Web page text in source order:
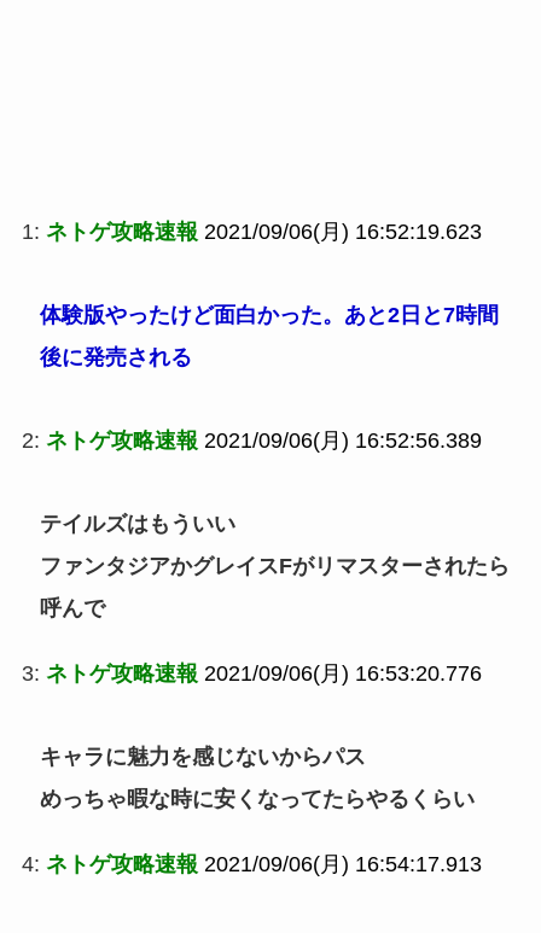
1: ネトゲ攻略速報 2021/09/06(月) 16:52:19.623
体験版やったけど面白かった。あと2日と7時間
後に発売される
2: ネトゲ攻略速報 2021/09/06(月) 16:52:56.389
テイルズはもういい
ファンタジアかグレイスFがリマスターされたら
呼んで
3: ネトゲ攻略速報 2021/09/06(月) 16:53:20.776
キャラに魅力を感じないからパス
めっちゃ暇な時に安くなってたらやるくらい
4: ネトゲ攻略速報 2021/09/06(月) 16:54:17.913